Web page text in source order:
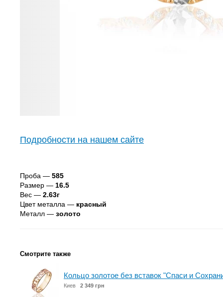
Подробности на нашем сайте
Проба — 585
Размер — 16.5
Вес — 2.63г
Цвет металла — красный
Металл — золото
Смотрите также
Кольцо золотое без вставок "Спаси и
Киев 2 349 грн